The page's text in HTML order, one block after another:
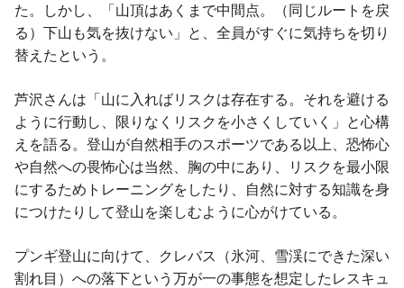
た。しかし、「山頂はあくまで中間点。（同じルートを戻
る）下山も気を抜けない」と、全員がすぐに気持ちを切り
替えたという。
芦沢さんは「山に入ればリスクは存在する。それを避ける
ように行動し、限りなくリスクを小さくしていく」と心構
えを語る。登山が自然相手のスポーツである以上、恐怖心
や自然への畏怖心は当然、胸の中にあり、リスクを最小限
にするためトレーニングをしたり、自然に対する知識を身
につけたりして登山を楽しむように心がけている。
プンギ登山に向けて、クレバス（氷河、雪渓にできた深い
割れ目）への落下という万が一の事態を想定したレスキュ